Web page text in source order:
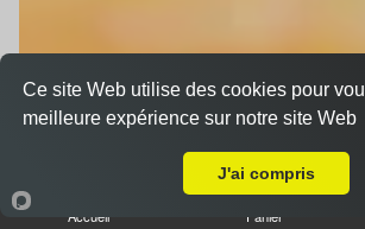
Accueil Panier
Ce site Web utilise des cookies pour
meilleure expérience sur notre site Web
J'ai compris